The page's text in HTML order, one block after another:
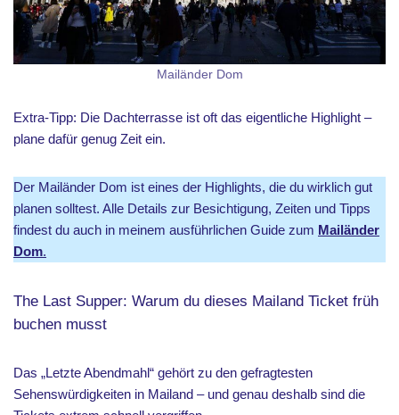
Mailänder Dom
Extra-Tipp: Die Dachterrasse ist oft das eigentliche Highlight –
plane dafür genug Zeit ein.
Der Mailänder Dom ist eines der Highlights, die du wirklich gut
planen solltest. Alle Details zur Besichtigung, Zeiten und Tipps
findest du auch in meinem ausführlichen Guide zum Mailänder
Dom.
The Last Supper: Warum du dieses Mailand Ticket früh
buchen musst
Das „Letzte Abendmahl“ gehört zu den gefragtesten
Sehenswürdigkeiten in Mailand – und genau deshalb sind die